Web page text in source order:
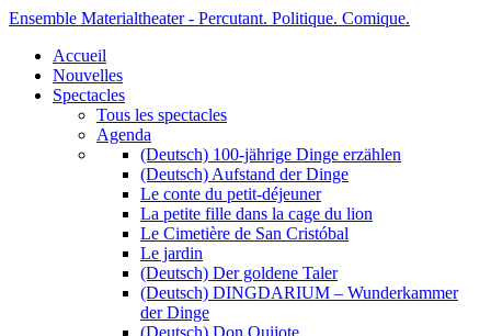
Ensemble Materialtheater - Percutant. Politique. Comique.
Accueil
Nouvelles
Spectacles
Tous les spectacles
Agenda
(Deutsch) 100-jährige Dinge erzählen
(Deutsch) Aufstand der Dinge
Le conte du petit-déjeuner
La petite fille dans la cage du lion
Le Cimetière de San Cristóbal
Le jardin
(Deutsch) Der goldene Taler
(Deutsch) DINGDARIUM – Wunderkammer
der Dinge
(Deutsch) Don Quijote